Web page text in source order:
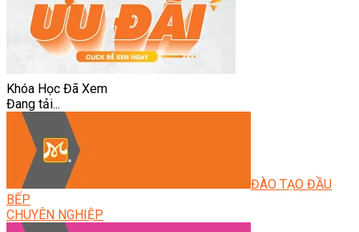
Khóa Học Đã Xem
Đang tải...
ĐÀO TẠO ĐẦU
BẾP
CHUYÊN NGHIỆP